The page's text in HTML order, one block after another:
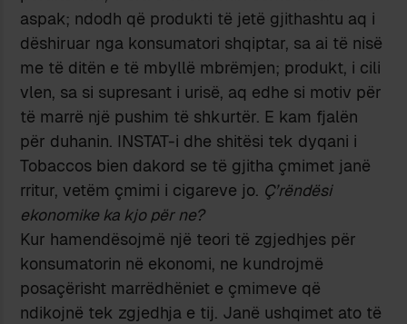
aspak; ndodh që produkti të jetë gjithashtu aq i
dëshiruar nga konsumatori shqiptar, sa ai të nisë
me të ditën e të mbyllë mbrëmjen; produkt, i cili
vlen, sa si supresant i urisë, aq edhe si motiv për
të marrë një pushim të shkurtër. E kam fjalën
për duhanin. INSTAT-i dhe shitësi tek dyqani i
Tobaccos bien dakord se të gjitha çmimet janë
rritur, vetëm çmimi i cigareve jo. Ç’rëndësi
ekonomike ka kjo për ne?
Kur hamendësojmë një teori të zgjedhjes për
konsumatorin në ekonomi, ne kundrojmë
posaçërisht marrëdhëniet e çmimeve që
ndikojnë tek zgjedhja e tij. Janë ushqimet ato të